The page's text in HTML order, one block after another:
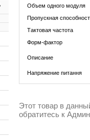
Объем одного модуля
Пропускная
Тактовая частота
Форм-фактор
Описание
Напряжение питання
Этот товар в
обратитесь к